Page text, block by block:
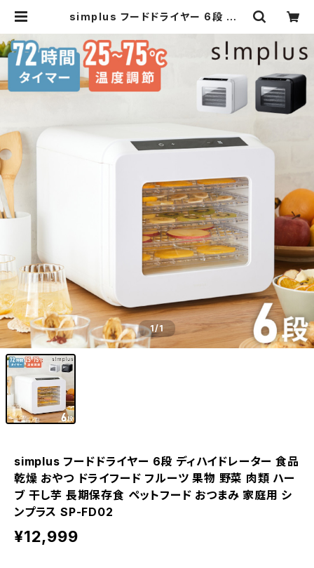
simplus フードドライヤー 6段 ディ
イフード フルーツ 果物 野菜 肉類 ハ
ーブ 干し芋 長期保存食 ペットフード
おつまみ 家庭用 シンプラス SP-FD
02 | simplus シンプラス Official
Store
1/1
simplus フードドライヤー 6段 ディハイドレーター 食品
乾燥 おやつ ドライフード フルーツ 果物 野菜 肉類 ハー
ブ 干し芋 長期保存食 ペットフード おつまみ 家庭用 シ
ンプラス SP-FD02
¥12,999